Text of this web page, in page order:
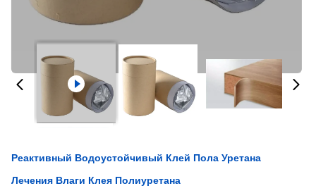
Реактивный Водоустойчивый Клей Пола Уретана
Лечения Влаги Клея Полиуретана